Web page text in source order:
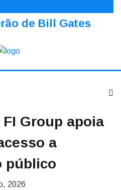
de Bill Gates
Group apoia
a
público
2026